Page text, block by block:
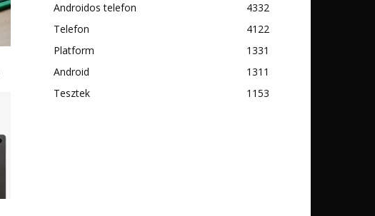
Androidos telefon
4332
Telefon
4122
Platform
1331
Android
1311
Tesztek
1153